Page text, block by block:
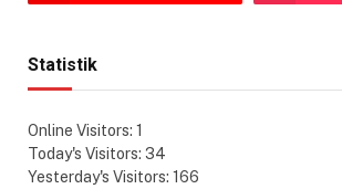
Statistik
Online Visitors: 1
Today's Visitors: 34
Yesterday's Visitors: 166